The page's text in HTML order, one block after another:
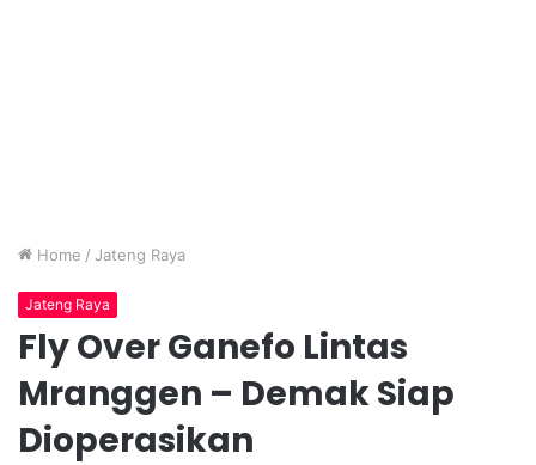
Home / Jateng Raya
Jateng Raya
Fly Over Ganefo Lintas
Mranggen – Demak Siap
Dioperasikan